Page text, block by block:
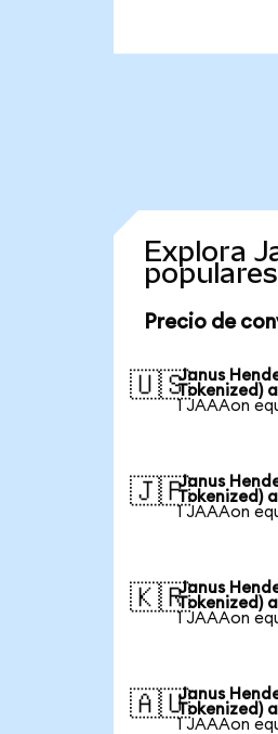
Explora
populares
Precio de
🇺🇸Janus
Tokenized)
1 JAAAon
🇯🇵Janus
Tokenized)
1 JAAAon
🇰🇷Janus
Tokenized)
1 JAAAon
🇦🇺Janus
Tokenized)
1 JAAAon